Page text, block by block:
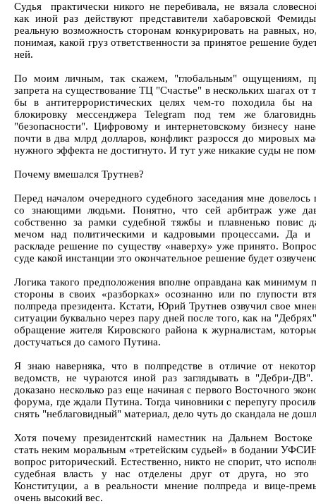
Судья практически никого не перебивала, не вязала
как иной раз действуют представители хабаровской
реальную возможность сторонам конкурировать на равных,
понимая, какой груз ответственности за принятое решение
ней.
По моим личным, так скажем, "глобальным" ощущениям,
запрета на существование ТЦ "Счастье" в нескольких шагах от
бы в антитеррористических целях чем-то походила бы
блокировку мессенджера Telegram под тем же
"безопасности". Цифровому и интернетовскому бизнесу
почти в два млрд долларов, конфликт разросся до мировых
нужного эффекта не достигнуто. И тут уже никакие суды не
Почему вмешался Трутнев?
Перед началом очередного судебного заседания мне довелось
со знающими людьми. Понятно, что сей арбитраж уже
собственно за рамки судебной тяжбы и плавненько повис
мечом над политическими и кадровыми процессами. Да и
раскладе решение по существу «наверху» уже принято.
суде какой инстанции это окончательное решение будет
Логика такого предположения вполне оправдана как минимум
стороны в своих «разборках» осознанно или по глупости
полпреда президента. Кстати, Юрий Трутнев озвучил свое
ситуации буквально через пару дней после того, как на
обращение жителя Кировского района к журналистам,
достучаться до самого Путина.
Я знаю наверняка, что в полпредстве в отличие от
ведомств, не чураются иной раз заглядывать в "Дебри-
доказано несколько раз еще начиная с первого Восточного
форума, где ждали Путина. Тогда чиновники с перепугу
снять "неблаговидный" материал, дело чуть до скандала не
Хотя почему президентский наместник на Дальнем Востоке
стать неким моральным «третейским судьей» в бодании
вопрос риторический. Естественно, никто не спорит, что
судебная власть у нас отделены друг от друга, но это
Конституции, а в реальности мнение полпреда и вице-
очень высокий вес.